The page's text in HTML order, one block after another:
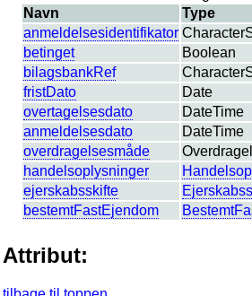
Navn
Type
anmeldelsesidentifikator
betinget
Boolean
bilagsbankRef
fristDato
Date
overtagelsesdato
DateTime
anmeldelsesdato
DateTime
overdragelsesmåde
handelsoplysninger
ejerskabsskifte
bestemtFastEjendom
Attribut: